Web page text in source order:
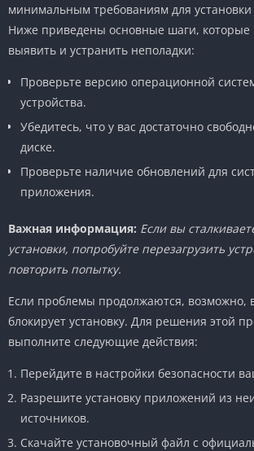
минимальным требованиям для
Ниже приведены основные шаги, которые
выявить и устранить неполадки:
Проверьте версию операционной
устройства.
Убедитесь, что у вас достаточно
диске.
Проверьте наличие обновлений для
приложения.
Важная информация: Если вы
установки, попробуйте перезагрузить
повторить попытку.
Если проблемы продолжаются, возможно,
блокирует установку. Для решения этой
выполните следующие действия:
Перейдите в настройки безопасности
Разрешите установку приложений из
источников.
Скачайте установочный файл с